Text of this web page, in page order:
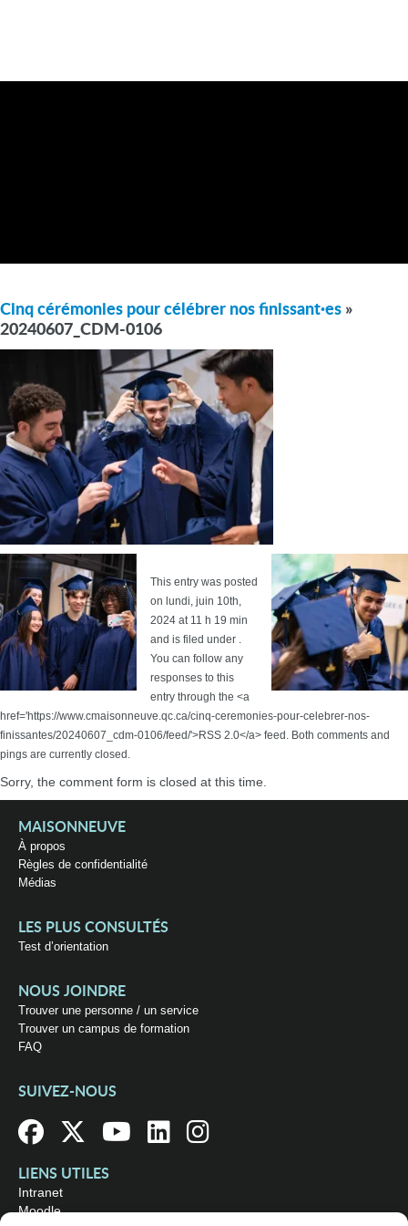
Cinq cérémonies pour célébrer nos finissant·es »
20240607_CDM-0106
This entry was posted
on lundi, juin 10th,
2024 at 11 h 19 min
and is filed under .
You can follow any
responses to this
entry through the <a
href='https://www.cmaisonneuve.qc.ca/cinq-ceremonies-pour-celebrer-nos-
finissantes/20240607_cdm-0106/feed/'>RSS 2.0</a> feed. Both comments and
pings are currently closed.
Sorry, the comment form is closed at this time.
MAISONNEUVE
À propos
Règles de confidentialité
Médias
LES PLUS CONSULTÉS
Test d’orientation
NOUS JOINDRE
Trouver une personne / un service
Trouver un campus de formation
FAQ
SUIVEZ-NOUS
LIENS UTILES
Intranet
Moodle